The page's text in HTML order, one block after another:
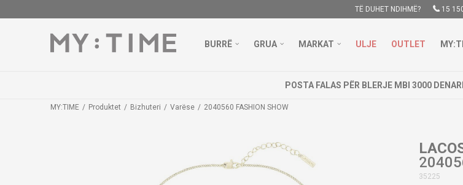
TË DUHET NDIHMË? 15
BURRË GRUA MARKAT ULJE OUTLET
POSTA FALAS PËR BLERJE MBI 3000
MY:TIME Produktet Bizhuteri Varëse 2040560 FASHION SHOW
35225